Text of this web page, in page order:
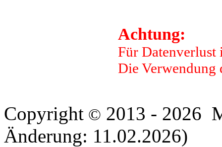
Achtung:
Für Datenverlust
Die Verwendung
Copyright © 2013 - 2026
Änderung: 11.02.2026)